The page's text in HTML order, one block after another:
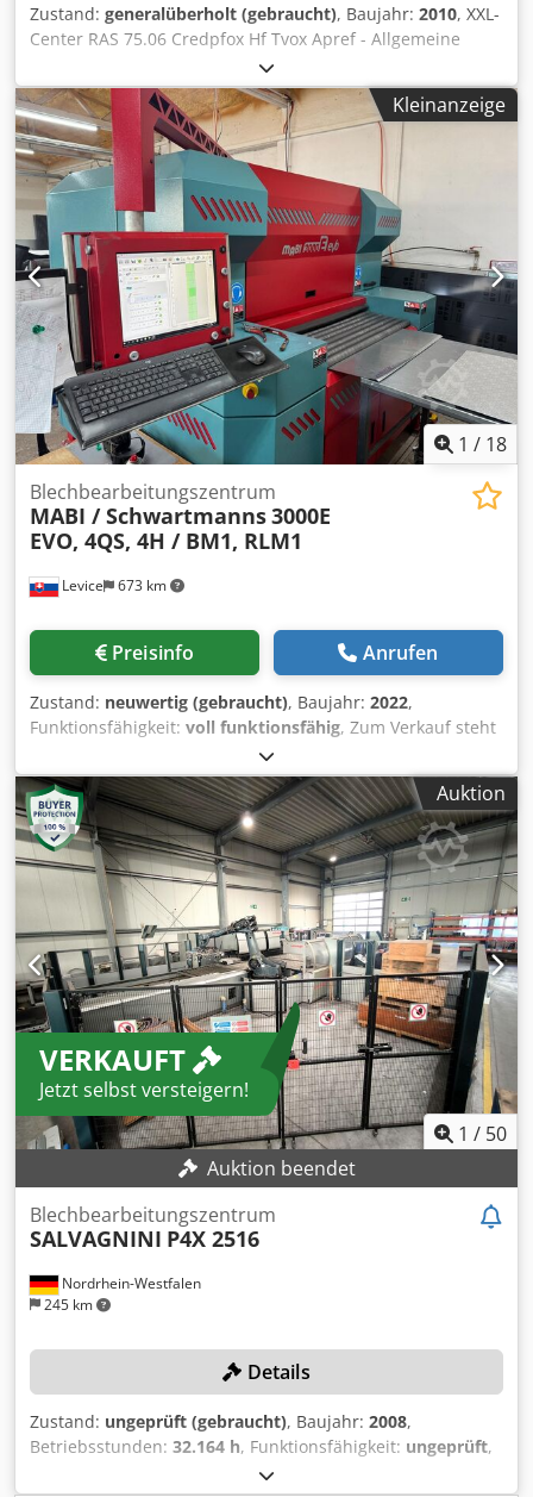
Zustand: generalüberholt (gebraucht), Baujahr: 2010, XXL-
Center RAS 75.06 Credpfox Hf Tvox Apref - Allgemeine
technische Daten in mm: Biegelänge: 6400 mm Blechdicke
max (400N/mm2): 1,5 mm Blechdicke max (750N/mm2): 1,0
mm Blechdicke max (200N/mm2): 2,0 mm Greiferzangen
Verfahrbereich: 10 – 750mm Freibereich vor den Wangen
bis zu: 300 ° Ausfahrbare Einlegetische: ja Greiferzangen:
ja Programmierung: automatisch via Bendex
Maschinenabmessungen inkl. Sicherheitszaun ca.: 9400 x
3000 Gewicht 12,5 Tonnen - Maschinenbezogene Daten:
Motorbetrieb; 400V, 50/60 Hz, 3-Ph Baujahr: 2010 Zustand:
Wird Generalüberholt - Bilder sind Beispiele -
Kleinanzeige
1 / 18
Levice 673 km
Blechbearbeitungszentrum
MABI / Schwartmanns3000E
EVO, 4QS, 4H / BM1, RLM1
Preisinfo Anrufen
Zustand: neuwertig (gebraucht), Baujahr: 2022,
Funktionsfähigkeit: voll funktionsfähig, Zum Verkauf steht
ein gepflegtes Maschinenpaket – alles aktuelle Modelle in
einwandfreiem Zustand. MABI 3000E EVO (2022) MABI 4QS
(2020) MABI 4H (2020) Credpfx Apjzbrdporef
Schwartmanns BM 1 (2021) Schwartmanns RLM 1 (2021)
Bei Fragen oder Anfragen kontaktieren Sie uns gerne!
Auktion
VERKAUFT
Jetzt selbst versteigern!
1 / 50
Auktion beendet
Nordrhein-Westfalen
245 km
Blechbearbeitungszentrum
SALVAGNINI P4X 2516
Details
Zustand: ungeprüft (gebraucht), Baujahr: 2008,
Betriebsstunden: 32.164 h, Funktionsfähigkeit: ungeprüft,
Maschinen-/Fahrzeugnummer: